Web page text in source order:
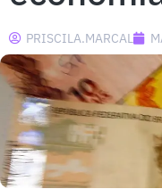
PRISCILA.MARCAL